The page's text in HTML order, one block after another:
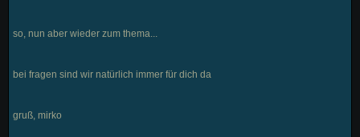
so, nun aber wieder zum thema...
bei fragen sind wir natürlich immer für dich da
gruß, mirko